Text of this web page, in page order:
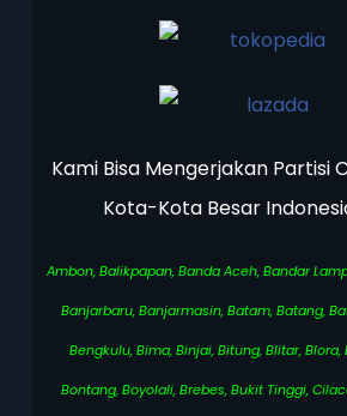
Kami Bisa Mengerjakan Partisi
Kota-Kota Besar
Ambon, Balikpapan, Banda Aceh, Bandar
Banjarbaru, Banjarmasin, Batam, Batang,
Bengkulu, Bima, Binjai, Bitung, Blitar,
Bontang, Boyolali, Brebes, Bukit Tinggi,